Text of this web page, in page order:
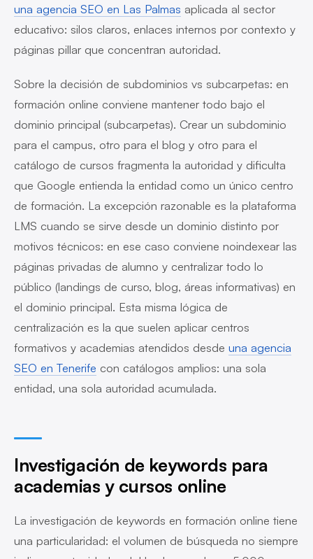
una agencia SEO en Las Palmas aplicada al sector
educativo: silos claros, enlaces internos por contexto y
páginas pillar que concentran autoridad.
Sobre la decisión de subdominios vs subcarpetas: en
formación online conviene mantener todo bajo el
dominio principal (subcarpetas). Crear un subdominio
para el campus, otro para el blog y otro para el
catálogo de cursos fragmenta la autoridad y dificulta
que Google entienda la entidad como un único centro
de formación. La excepción razonable es la plataforma
LMS cuando se sirve desde un dominio distinto por
motivos técnicos: en ese caso conviene noindexear las
páginas privadas de alumno y centralizar todo lo
público (landings de curso, blog, áreas informativas) en
el dominio principal. Esta misma lógica de
centralización es la que suelen aplicar centros
formativos y academias atendidos desde una agencia
SEO en Tenerife con catálogos amplios: una sola
entidad, una sola autoridad acumulada.
Investigación de keywords para
academias y cursos online
La investigación de keywords en formación online tiene
una particularidad: el volumen de búsqueda no siempre